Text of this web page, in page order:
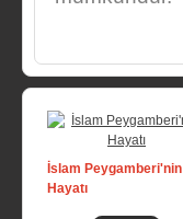
İslam Peygamberi'nin
Hayatı